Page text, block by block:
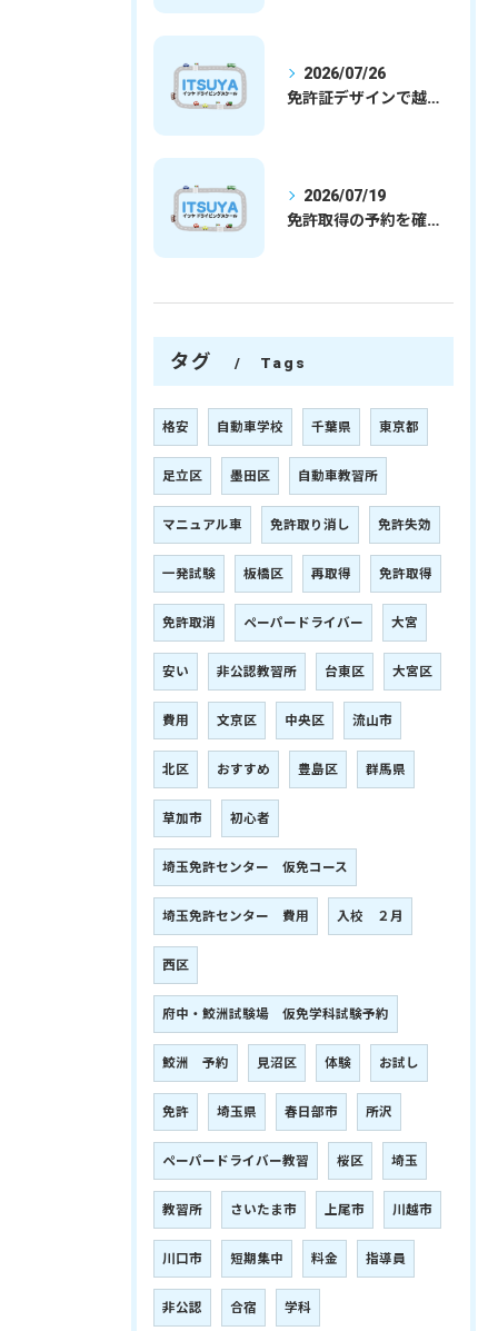
2026/07/26
免許証デザインで越谷市愛を表現する埼玉県さいたま市越谷市の免許取得完全ガイド
2026/07/19
免許取得の予約を確実に取るための最新ガイドと一発試験合格の実践法
タグ Tags
格安 自動車学校 千葉県 東京都
足立区 墨田区 自動車教習所
マニュアル車 免許取り消し 免許失効
一発試験 板橋区 再取得 免許取得
免許取消 ペーパードライバー 大宮
安い 非公認教習所 台東区 大宮区
費用 文京区 中央区 流山市
北区 おすすめ 豊島区 群馬県
草加市 初心者
埼玉免許センター 仮免コース
埼玉免許センター 費用 入校 ２月
西区
府中・鮫洲試験場 仮免学科試験予約
鮫洲 予約 見沼区 体験 お試し
免許 埼玉県 春日部市 所沢
ペーパードライバー教習 桜区 埼玉
教習所 さいたま市 上尾市 川越市
川口市 短期集中 料金 指導員
非公認 合宿 学科